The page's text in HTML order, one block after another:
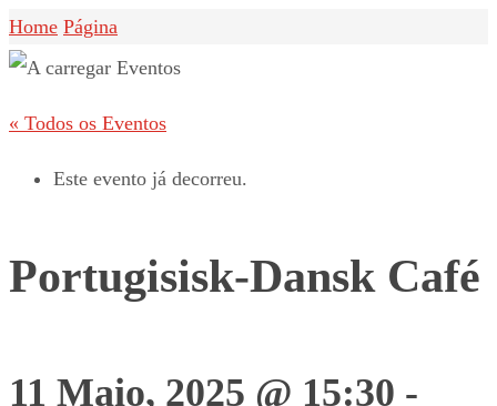
Home Página
« Todos os Eventos
Este evento já decorreu.
Portugisisk-Dansk Café
11 Maio, 2025 @ 15:30 -